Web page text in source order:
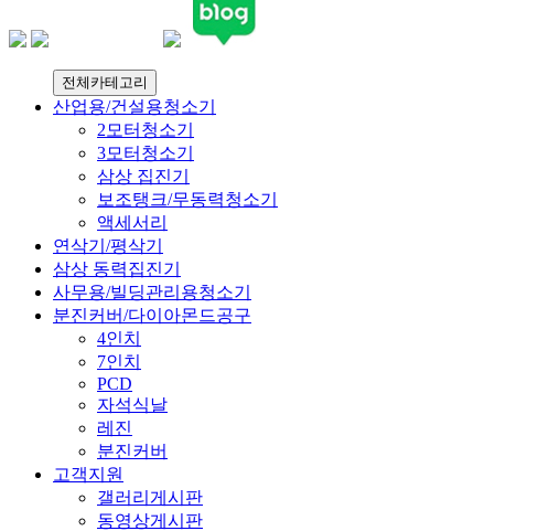
전체카테고리
산업용/건설용청소기
2모터청소기
3모터청소기
삼상 집진기
보조탱크/무동력청소기
액세서리
연삭기/평삭기
삼상 동력집진기
사무용/빌딩관리용청소기
분진커버/다이아몬드공구
4인치
7인치
PCD
자석식날
레진
분진커버
고객지원
갤러리게시판
동영상게시판